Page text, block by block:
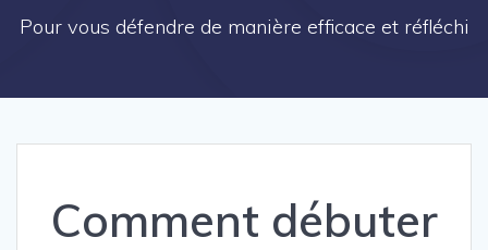
Pour vous défendre de manière efficace et réfléchi
Comment débuter